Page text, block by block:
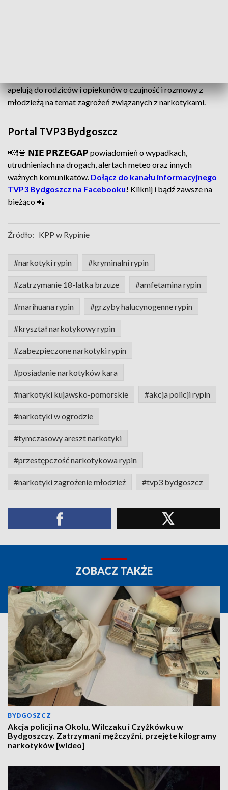
apelują do rodziców i opiekunów o czujność i rozmowy z
młodzieżą na temat zagrożeń związanych z narkotykami.
Portal TVP3 Bydgoszcz
📢❗🚨 𝗡𝗜𝗘 𝗣𝗥𝗭𝗘𝗚𝗔𝗣 powiadomień o wypadkach,
utrudnieniach na drogach, alertach meteo oraz innych
ważnych komunikatów. Dołącz do kanału informacyjnego
TVP3 Bydgoszcz na Facebooku! Kliknij i bądź zawsze na
bieżąco 📲
Źródło: KPP w Rypinie
#narkotyki rypin #kryminalni rypin
#zatrzymanie 18-latka brzuze #amfetamina rypin
#marihuana rypin #grzyby halucynogenne rypin
#kryształ narkotykowy rypin
#zabezpieczone narkotyki rypin
#posiadanie narkotyków kara
#narkotyki kujawsko-pomorskie #akcja policji rypin
#narkotyki w ogrodzie
#tymczasowy areszt narkotyki
#przestępczość narkotykowa rypin
#narkotyki zagrożenie młodzież #tvp3 bydgoszcz
ZOBACZ TAKŻE
BYDGOSZCZ
Akcja policji na Okolu, Wilczaku i Czyżkówku w
Bydgoszczy. Zatrzymani mężczyźni, przejęte kilogramy
narkotyków [wideo]